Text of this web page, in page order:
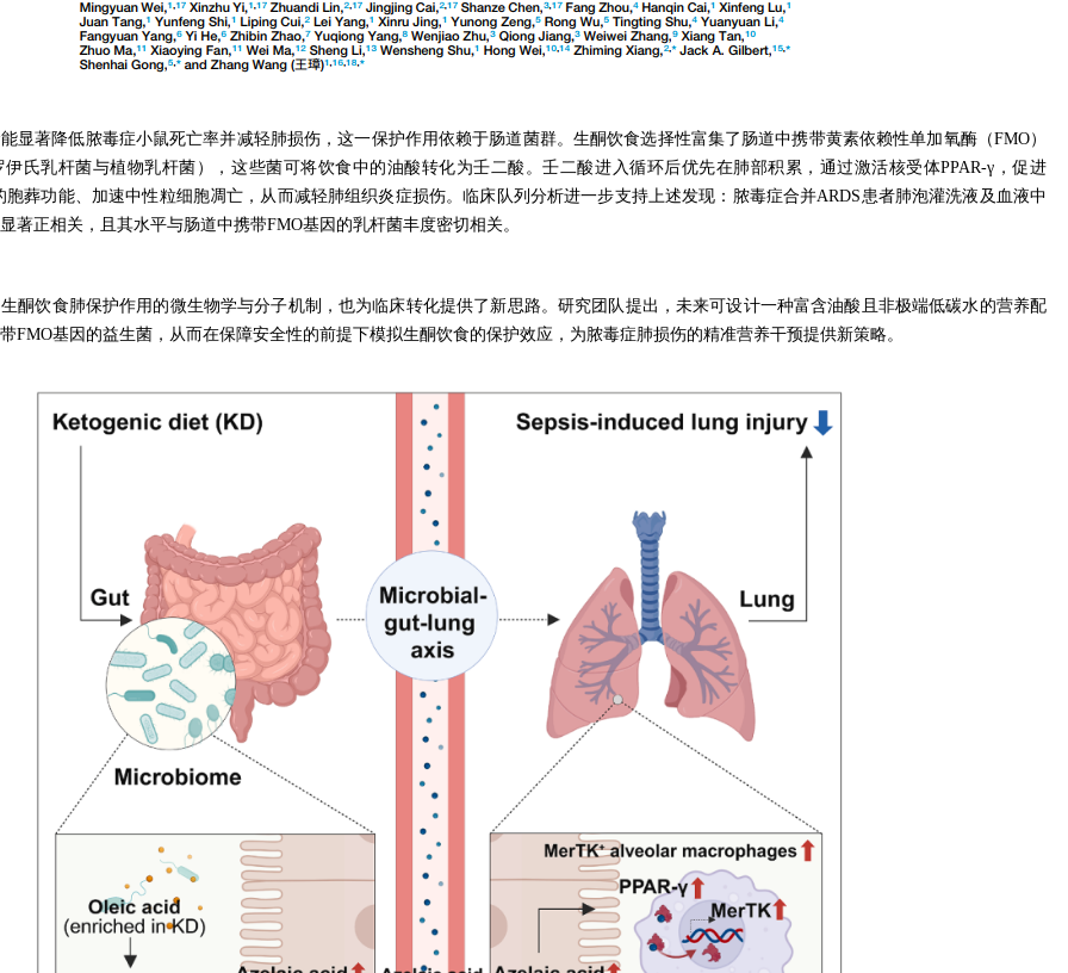
显著降低脓毒症小鼠死亡率并减轻肺损伤，这一保护作用依赖于肠道菌群。生酮饮食选择性富集了肠道中携带黄素依赖性单加氧酶（FMO）
氏乳杆菌与植物乳杆菌），这些菌可将饮食中的油酸转化为壬二酸。壬二酸进入循环后优先在肺部积累，通过激活核受体PPAR-γ，促进
胞葬功能、加速中性粒细胞凋亡，从而减轻肺组织炎症损伤。临床队列分析进一步支持上述发现：脓毒症合并ARDS患者肺泡灌洗液及血液中
著正相关，且其水平与肠道中携带FMO基因的乳杆菌丰度密切相关。
酮饮食肺保护作用的微生物学与分子机制，也为临床转化提供了新思路。研究团队提出，未来可设计一种富含油酸且非极端低碳水的营养配
FMO基因的益生菌，从而在保障安全性的前提下模拟生酮饮食的保护效应，为脓毒症肺损伤的精准营养干预提供新策略。